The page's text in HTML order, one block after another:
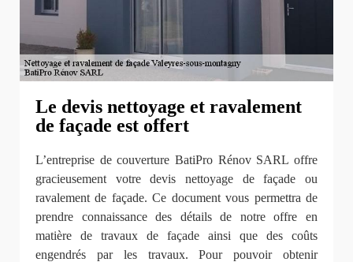
Le devis nettoyage et ravalement
de façade est offert
L’entreprise de couverture BatiPro Rénov SARL offre
gracieusement votre devis nettoyage de façade ou
ravalement de façade. Ce document vous permettra de
prendre connaissance des détails de notre offre en
matière de travaux de façade ainsi que des coûts
engendrés par les travaux. Pour pouvoir obtenir